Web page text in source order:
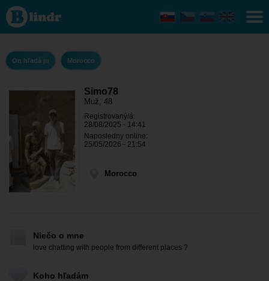
Simo78 -
On
hľadá ju
Morocco
On hľadá ju Morocco
Simo78
Muž, 48
Registrovaný/á:
28/08/2025 - 14:41
Naposledny online:
25/05/2026 - 21:54
Morocco
Niečo o mne
love chatting with people from different places ?
Koho hľadám